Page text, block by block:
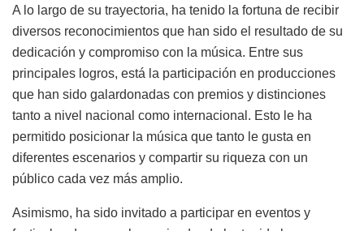
A lo largo de su trayectoria, ha tenido la fortuna de recibir
diversos reconocimientos que han sido el resultado de su
dedicación y compromiso con la música. Entre sus
principales logros, está la participación en producciones
que han sido galardonadas con premios y distinciones
tanto a nivel nacional como internacional. Esto le ha
permitido posicionar la música que tanto le gusta en
diferentes escenarios y compartir su riqueza con un
público cada vez más amplio.
Asimismo, ha sido invitado a participar en eventos y